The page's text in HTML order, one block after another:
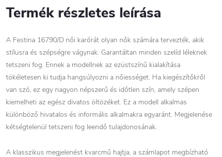
Termék részletes leírása
A Festina 16790/D női karórát olyan nők számára tervezték, akik
stílusra és szépségre vágynak. Garantáltan minden szelíd léleknek
tetszeni fog. Ennek a modellnek az ezüstszínű kialakítása
tökéletesen ki tudja hangsúlyozni a nőiességet. Ha kiegészítőkről
van szó, ez egy nagyon népszerű és időtlen szín, amely szépen
kiemelheti az egész divatos öltözéket. Ez a modell alkalmas
különböző hivatalos és informális alkalmakra egyaránt. Megjelenése
kétségtelenül tetszeni fog leendő tulajdonosának.
A klasszikus megjelenést kvarcmű hajtja, a számlapot megbízható